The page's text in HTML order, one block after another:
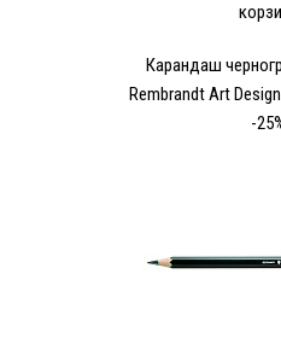
Карандаш
Rembrandt Art
-